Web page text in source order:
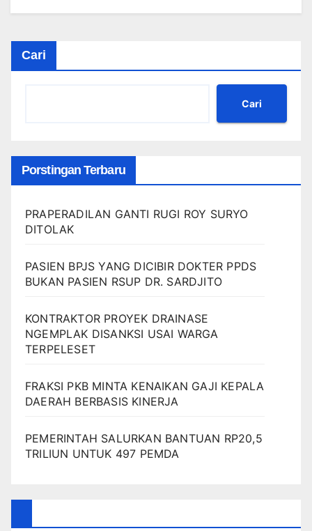
Cari
Cari
Porstingan Terbaru
PRAPERADILAN GANTI RUGI ROY SURYO
DITOLAK
PASIEN BPJS YANG DICIBIR DOKTER PPDS
BUKAN PASIEN RSUP DR. SARDJITO
KONTRAKTOR PROYEK DRAINASE
NGEMPLAK DISANKSI USAI WARGA
TERPELESET
FRAKSI PKB MINTA KENAIKAN GAJI KEPALA
DAERAH BERBASIS KINERJA
PEMERINTAH SALURKAN BANTUAN RP20,5
TRILIUN UNTUK 497 PEMDA